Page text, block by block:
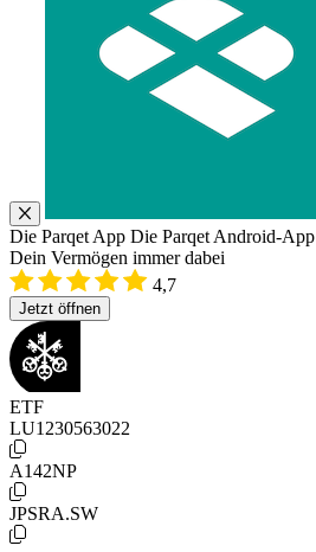
Die Parqet App Die Parqet Android-App
Dein Vermögen immer dabei
4,7
Jetzt öffnen
ETF
LU1230563022
A142NP
JPSRA.SW